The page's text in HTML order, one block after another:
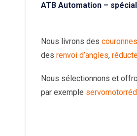
ATB Automation –
Nous livrons des
des renvoi d’angles,
Nous sélectionnons et
par exemple